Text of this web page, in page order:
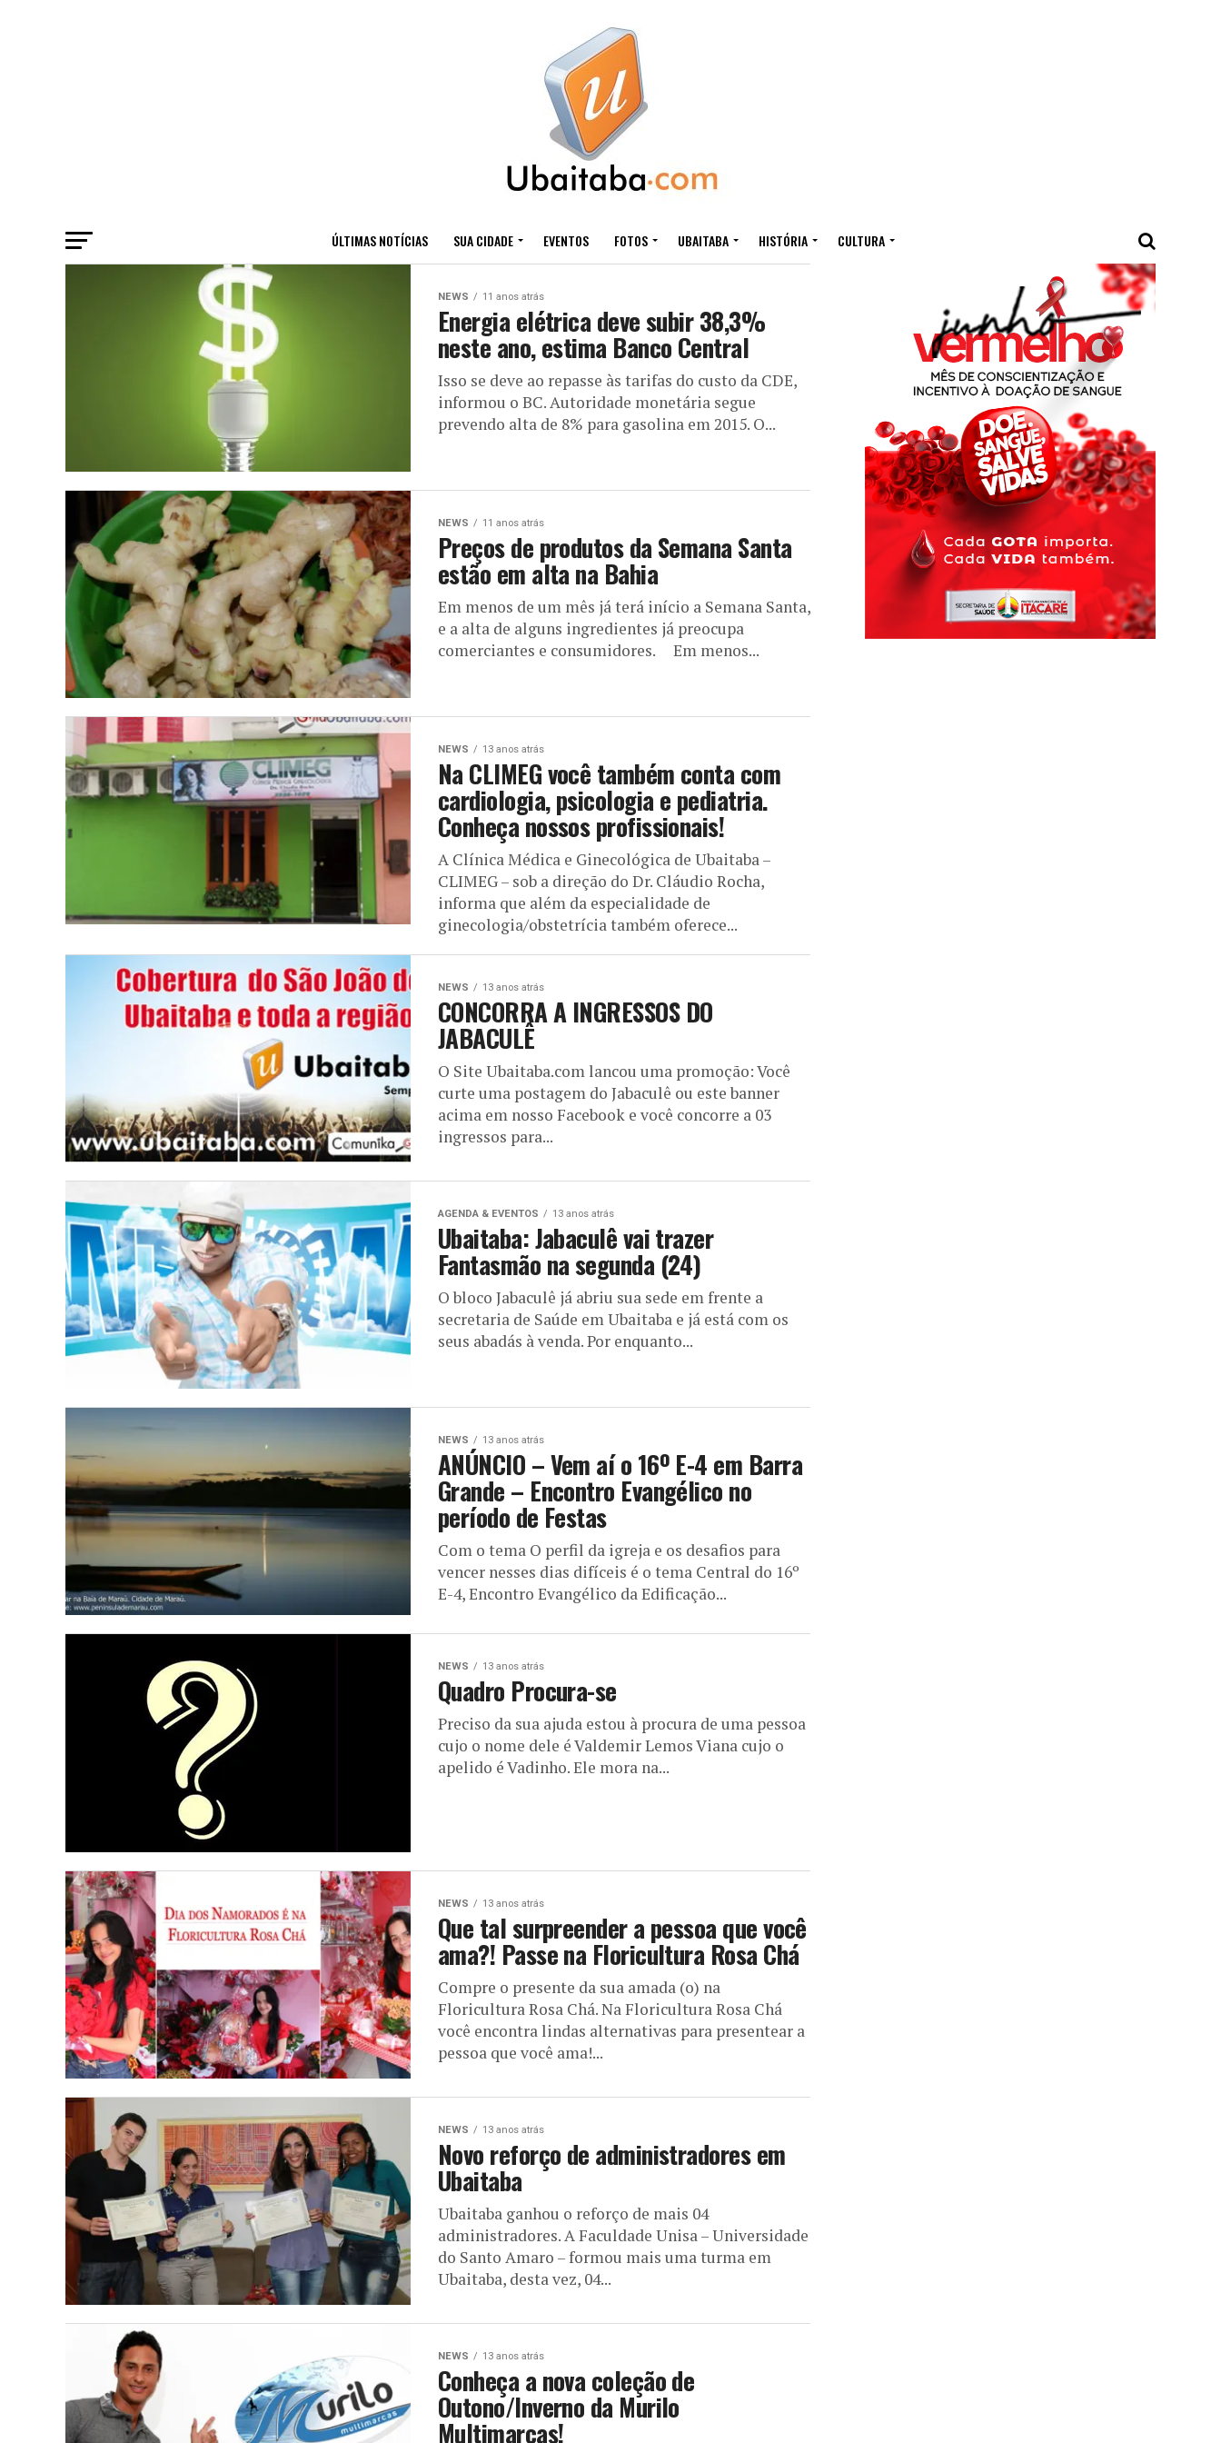
ÚLTIMAS NOTÍCIAS SUA CIDADE EVENTOS FOTOS UBAITABA HISTÓRIA CULTURA
NEWS 11 anos atrás
Energia elétrica deve subir 38,3%
neste ano, estima Banco Central
Isso se deve ao repasse às tarifas do custo da CDE,
informou o BC. Autoridade monetária segue
prevendo alta de 8% para gasolina em 2015. O...
NEWS 11 anos atrás
Preços de produtos da Semana Santa
estão em alta na Bahia
Em menos de um mês já terá início a Semana Santa,
e a alta de alguns ingredientes já preocupa
comerciantes e consumidores. Em menos...
NEWS 13 anos atrás
Na CLIMEG você também conta com
cardiologia, psicologia e pediatria.
Conheça nossos profissionais!
A Clínica Médica e Ginecológica de Ubaitaba –
CLIMEG – sob a direção do Dr. Cláudio Rocha,
informa que além da especialidade de
ginecologia/obstetrícia também oferece...
NEWS 13 anos atrás
CONCORRA A INGRESSOS DO
JABACULÊ
O Site Ubaitaba.com lancou uma promoção: Você
curte uma postagem do Jabaculê ou este banner
acima em nosso Facebook e você concorre a 03
ingressos para...
AGENDA & EVENTOS 13 anos atrás
Ubaitaba: Jabaculê vai trazer
Fantasmão na segunda (24)
O bloco Jabaculê já abriu sua sede em frente a
secretaria de Saúde em Ubaitaba e já está com os
seus abadás à venda. Por enquanto...
NEWS 13 anos atrás
ANÚNCIO – Vem aí o 16º E-4 em Barra
Grande – Encontro Evangélico no
período de Festas
Com o tema O perfil da igreja e os desafios para
vencer nesses dias difíceis é o tema Central do 16º
E-4, Encontro Evangélico da Edificação...
NEWS 13 anos atrás
Quadro Procura-se
Preciso da sua ajuda estou à procura de uma pessoa
cujo o nome dele é Valdemir Lemos Viana cujo o
apelido é Vadinho. Ele mora na...
NEWS 13 anos atrás
Que tal surpreender a pessoa que você
ama?! Passe na Floricultura Rosa Chá
Compre o presente da sua amada (o) na
Floricultura Rosa Chá. Na Floricultura Rosa Chá
você encontra lindas alternativas para presentear a
pessoa que você ama!...
NEWS 13 anos atrás
Novo reforço de administradores em
Ubaitaba
Ubaitaba ganhou o reforço de mais 04
administradores. A Faculdade Unisa – Universidade
do Santo Amaro – formou mais uma turma em
Ubaitaba, desta vez, 04...
NEWS 13 anos atrás
Conheça a nova coleção de
Outono/Inverno da Murilo
Multimarcas!